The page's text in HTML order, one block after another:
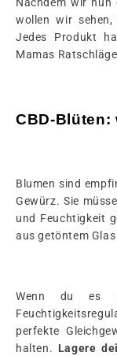
wollen wir
Jedes Produkt
Mamas
CBD-Blüten:
Blumen sind
Gewürz. Sie
und Feuchtigkeit
aus getöntem
Wenn du es
perfekte
halten. Lagere